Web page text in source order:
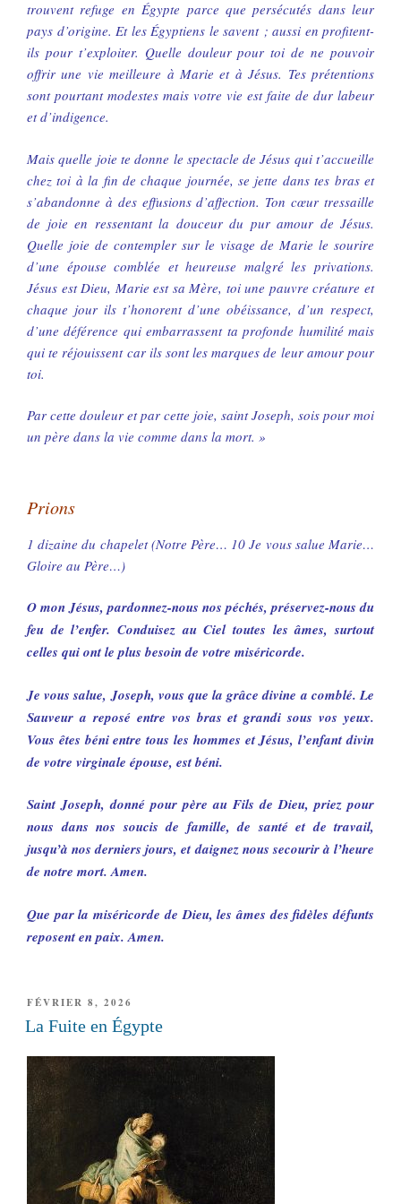
trouvent refuge en Égypte parce que persécutés dans leur
pays d’origine. Et les Égyptiens le savent ; aussi en profitent-
ils pour t’exploiter. Quelle douleur pour toi de ne pouvoir
offrir une vie meilleure à Marie et à Jésus. Tes prétentions
sont pourtant modestes mais votre vie est faite de dur labeur
et d’indigence.
Mais quelle joie te donne le spectacle de Jésus qui t’accueille
chez toi à la fin de chaque journée, se jette dans tes bras et
s’abandonne à des effusions d’affection. Ton cœur tressaille
de joie en ressentant la douceur du pur amour de Jésus.
Quelle joie de contempler sur le visage de Marie le sourire
d’une épouse comblée et heureuse malgré les privations.
Jésus est Dieu, Marie est sa Mère, toi une pauvre créature et
chaque jour ils t’honorent d’une obéissance, d’un respect,
d’une déférence qui embarrassent ta profonde humilité mais
qui te réjouissent car ils sont les marques de leur amour pour
toi.
Par cette douleur et par cette joie, saint Joseph, sois pour moi
un père dans la vie comme dans la mort. »
Prions
1 dizaine du chapelet (Notre Père… 10 Je vous salue Marie…
Gloire au Père…)
O mon Jésus, pardonnez-nous nos péchés, préservez-nous du
feu de l’enfer. Conduisez au Ciel toutes les âmes, surtout
celles qui ont le plus besoin de votre miséricorde.
Je vous salue, Joseph, vous que la grâce divine a comblé. Le
Sauveur a reposé entre vos bras et grandi sous vos yeux.
Vous êtes béni entre tous les hommes et Jésus, l’enfant divin
de votre virginale épouse, est béni.
Saint Joseph, donné pour père au Fils de Dieu, priez pour
nous dans nos soucis de famille, de santé et de travail,
jusqu’à nos derniers jours, et daignez nous secourir à l’heure
de notre mort. Amen.
Que par la miséricorde de Dieu, les âmes des fidèles défunts
reposent en paix. Amen.
PUBLIÉ
LE
FÉVRIER 8, 2026
La Fuite en Égypte